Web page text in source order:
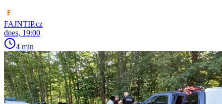
FAJNTIP.cz
dnes, 19:00
4 min